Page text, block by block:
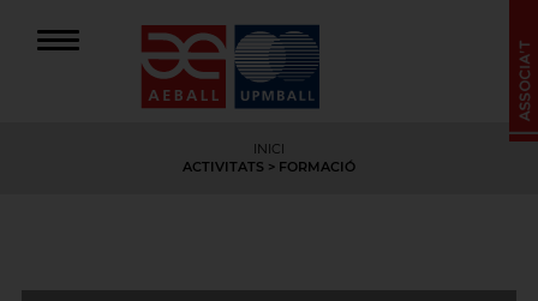
INICI
ACTIVITATS > FORMACIÓ